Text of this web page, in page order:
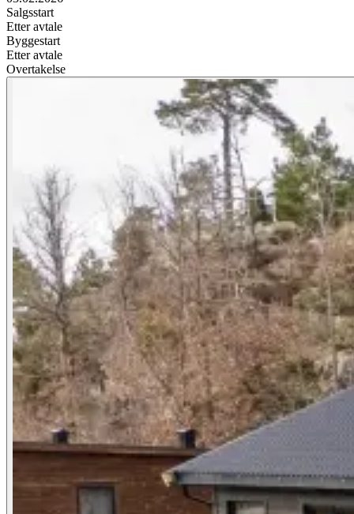
Salgsstart
Etter avtale
Byggestart
Etter avtale
Overtakelse